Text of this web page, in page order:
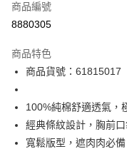
AFTEE先享後付
【關於「AFTEE先享後付」】
AFTEE先享後付是「在收到
便利好安心！
１．簡單：不需註冊會員、
２．便利：只要手機號碼，
３．安心：先確認商品／服
【「AFTEE先享後付」結帳
運送方式
付款後全家取貨
每筆NT$50
付款後萊爾富取貨
商品編號
8880305
商品特色
商品貨號：61815017
100%純棉舒適透氣，
經典條紋設計，胸前
寬鬆版型，遮肉肉必備